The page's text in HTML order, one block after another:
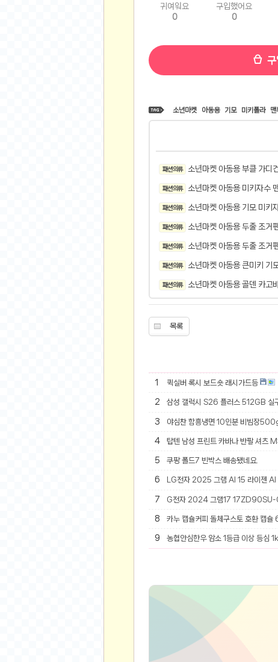
비트소닉(Bitsonic)
지렁이 게임
고팍스(GoPax)
자유 게시판
가상 화폐
지식 노하우
애니메이션
자취 게시판
공지사항
등업 안내
정치 토론
연애 게시판
귀여워요
0
구입했어요
0
구
소년마켓 아동용 기모 미키폴라 맨
패션 의류 소년마켓 아동용 부클 가디
패션 의류 소년마켓 아동용 미키자수
패션 의류 소년마켓 아동용 기모 미키
패션 의류 소년마켓 아동용 두줄 조거
패션 의류 소년마켓 아동용 두줄 조거
패션 의류 소년마켓 아동용 큰미키 기
패션 의류 소년마켓 아동용 골덴 카고
목록
1 퀵실버 록시 보드숏 래시가드등
2 삼성 갤럭시 S26 플러스 512GB 실
3 야심찬 함흥냉면 10인분 비빔장
4 탑텐 남성 프린트 카바나 반팔 셔츠
5 쿠팡 폴드7 빈박스 배송됐네요.
6 LG전자 2025 그램 AI 15 라이젠
7 G전자 2024 그램17 17ZD90SU-
8 카누 캡슐커피 돌체구스토 호환 캡슐
9 농협안심한우 암소 1등급 이상 등심